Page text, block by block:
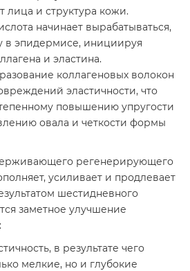
лица и структура кожи.
начинает вырабатываться,
в эпидермисе, инициируя
и эластина.
коллагеновых волокон
эластичности, что
повышению упругости
овала и четкости формы
регенерирующего
усиливает и продлевает
шестидневного
заметное улучшение
в результате чего
мелкие, но и глубокие